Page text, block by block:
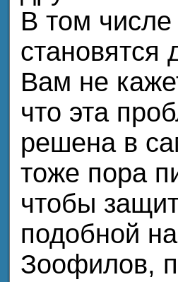
В том числе
становятся
Вам не
что эта
решена в
тоже пора
чтобы
подобной
Зоофилов,